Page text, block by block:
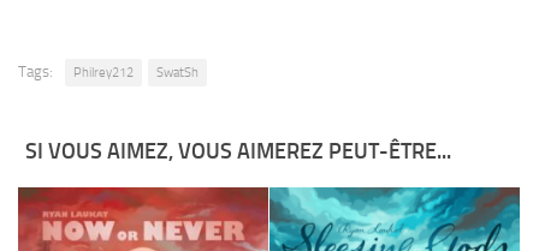
Tags: Philrey212 SwatSh
SI VOUS AIMEZ, VOUS AIMEREZ PEUT-ÊTRE...